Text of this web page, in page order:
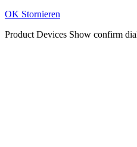
OK Stornieren
Product Devices Show confirm